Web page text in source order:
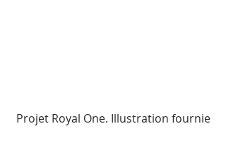
Projet Royal One. Illustration fournie